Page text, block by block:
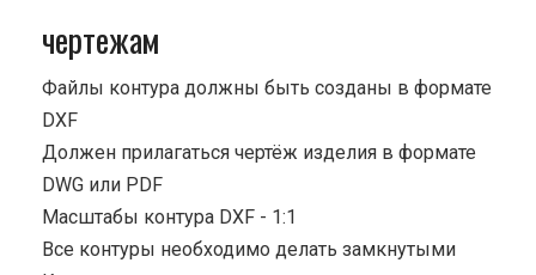
чертежам
Файлы контура должны быть созданы в формате
DXF
Должен прилагаться чертёж изделия в формате
DWG или PDF
Масштабы контура DXF - 1:1
Все контуры необходимо делать замкнутыми